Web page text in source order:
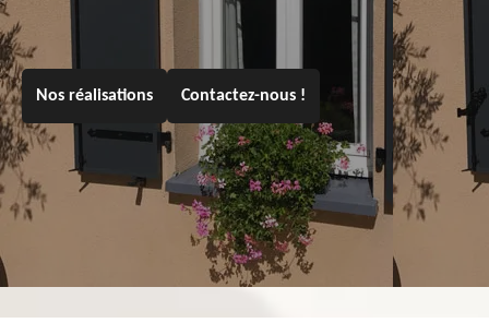
Nos réalisations Contactez-nous !